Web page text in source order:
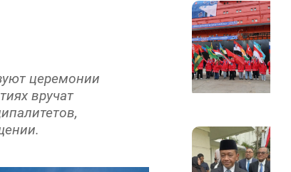
церемонии
вручат